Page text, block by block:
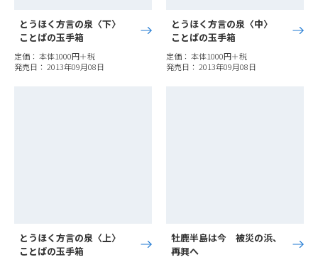
とうほく方言の泉〈下〉
ことばの玉手箱
定価： 本体1000円＋税
発売日： 2013年09月08日
とうほく方言の泉〈中〉
ことばの玉手箱
定価： 本体1000円＋税
発売日： 2013年09月08日
とうほく方言の泉〈上〉
ことばの玉手箱
牡鹿半島は今 被災の浜、
再興へ